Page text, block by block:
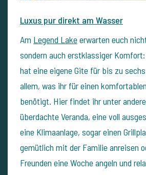
Luxus pur direkt am Wasser
Am Legend Lakeerwarten euch
sondern auch erstklassiger
hat eine eigene Gite für bis zu
allem, was ihr für einen
benötigt. Hier findet ihr unter
überdachte Veranda, eine voll
eine Klimaanlage, sogar einen
gemütlich mit der Familie anreisen
Freunden eine Woche angeln und